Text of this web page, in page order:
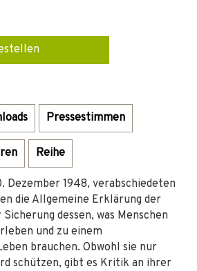
Pressestimmen
Reihe
Dezember 1948, verabschiedeten
die Allgemeine Erklärung der
dessen, was Menschen
und zu einem
brauchen. Obwohl sie nur
schützen, gibt es Kritik an ihrer